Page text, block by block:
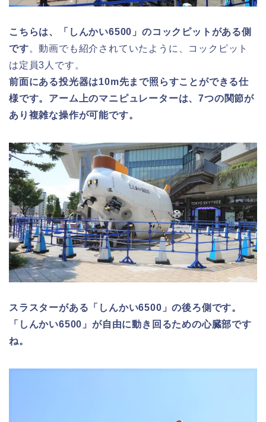
こちらは、「しんかい6500」のコックピットがある側
です。動画でも紹介されていたように、コックピット
は定員3人です。
前面にある投光器は10m先まで照らすことができる仕
様です。 アーム上のマニピュレーターは、7つの関節が
あり複雑な操作が可能です。
スラスターがある「しんかい6500」の後ろ側です。
「しんかい6500」が自由に動き回るための心臓部です
ね。